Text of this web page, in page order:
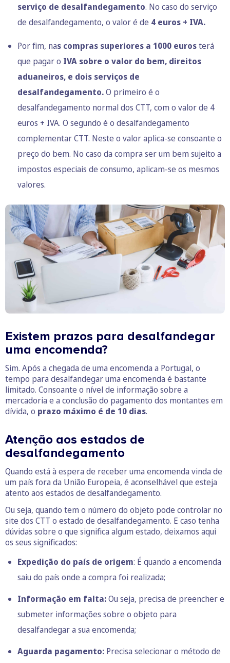
serviço de desalfandegamento. No caso do serviço
de desalfandegamento, o valor é de 4 euros + IVA.
Por fim, nas compras superiores a 1000 eurosterá
que pagar o IVA sobre o valor do bem, direitos
aduaneiros, e dois serviços de
desalfandegamento.O primeiro é o
desalfandegamento normal dos CTT, com o valor de 4
euros + IVA. O segundo é o desalfandegamento
complementar CTT. Neste o valor aplica-se consoante o
preço do bem. No caso da compra ser um bem sujeito a
impostos especiais de consumo, aplicam-se os mesmos
valores.
Existem prazos para desalfandegar
uma encomenda?
Sim. Após a chegada de uma encomenda a Portugal, o
tempo para desalfandegar uma encomenda é bastante
limitado. Consoante o nível de informação sobre a
mercadoria e a conclusão do pagamento dos montantes em
dívida, o prazo máximo é de 10 dias.
Atenção aos estados de
desalfandegamento
Quando está à espera de receber uma encomenda vinda de
um país fora da União Europeia, é aconselhável que esteja
atento aos estados de desalfandegamento.
Ou seja, quando tem o número do objeto pode controlar no
site dos CTT o estado de desalfandegamento. E caso tenha
dúvidas sobre o que significa algum estado, deixamos aqui
os seus significados:
Expedição do país de origem: É quando a encomenda
saiu do país onde a compra foi realizada;
Informação em falta:Ou seja, precisa de preencher e
submeter informações sobre o objeto para
desalfandegar a sua encomenda;
Aguarda pagamento: Precisa selecionar o método de